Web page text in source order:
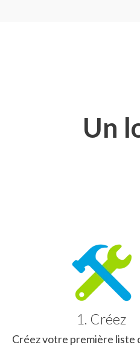
Un
1. Créez
Créez votre première liste